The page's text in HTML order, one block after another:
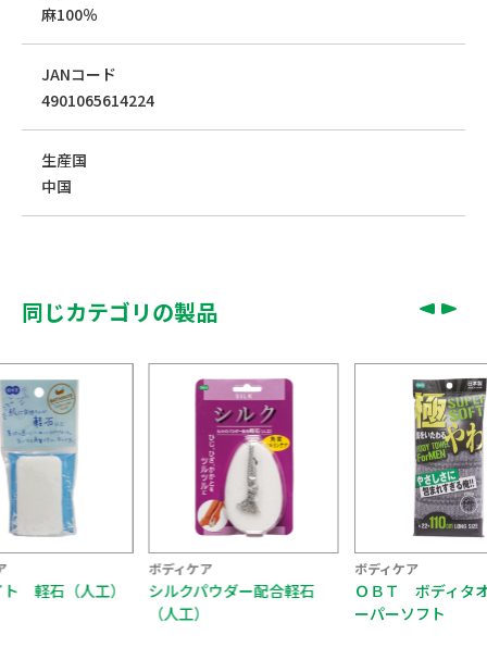
麻100％
JANコード
4901065614224
生産国
中国
同じカテゴリの製品
軽石（人工）
ボディケア
シルクパウダー配合軽石
（人工）
ボディケア
ＯＢＴ ボディタ
ーパーソフト